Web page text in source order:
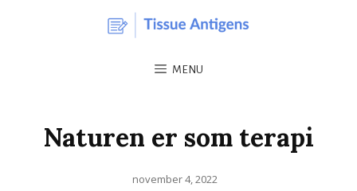
MENU
Naturen er som terapi
Posted
november 4, 2022